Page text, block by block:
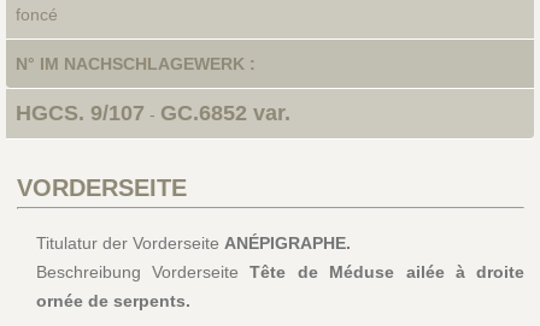
foncé
N° IM NACHSCHLAGEWERK :
HGCS. 9/107 - GC.6852 var.
VORDERSEITE
Titulatur der Vorderseite ANÉPIGRAPHE.
Beschreibung VorderseiteTête de Méduse ailée à droite
ornée de serpents.